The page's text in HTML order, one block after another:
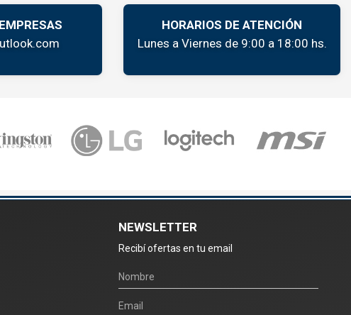
HORARIOS DE ATENCIÓN
Lunes a Viernes de 9:00 a 18:00 hs.
NEWSLETTER
Recibí ofertas en tu email